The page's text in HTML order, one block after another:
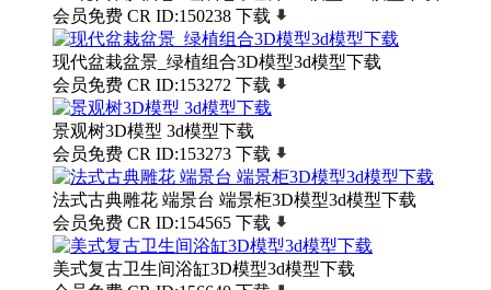
会员免费 CR ID:150238 下载
现代盆栽盆景_绿植组合3D模型3d模型下载
会员免费 CR ID:153272 下载
景观树3D模型 3d模型下载
会员免费 CR ID:153273 下载
法式古典雕花 端景台 端景柜3D模型3d模型下载
会员免费 CR ID:154565 下载
美式复古卫生间浴缸3D模型3d模型下载